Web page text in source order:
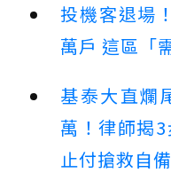
投機客退場
萬戶 這區「
基泰大直爛
萬！律師揭
止付搶救自